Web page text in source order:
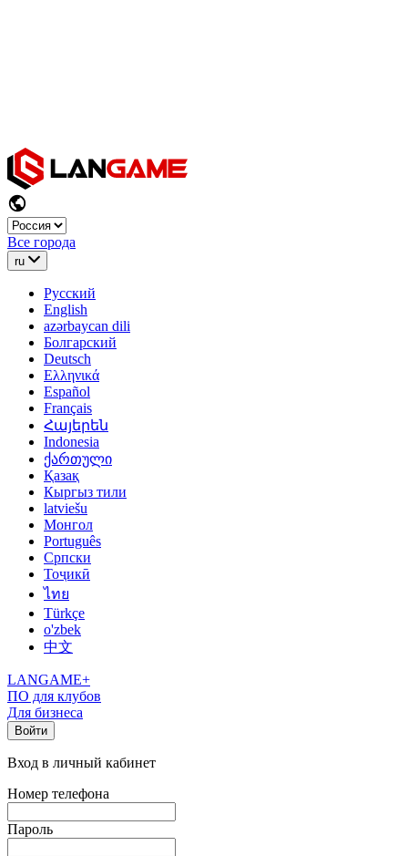
Все города
ru
Русский
English
azərbaycan dili
Болгарский
Deutsch
Ελληνικά
Español
Français
Հայերեն
Indonesia
ქართული
Қазақ
Кыргыз тили
latviešu
Монгол
Português
Српски
Тоҷикӣ
ไทย
Türkçe
o'zbek
中文
LANGAME+
ПО для клубов
Для бизнеса
Войти
Вход в личный кабинет
Номер телефона
Пароль